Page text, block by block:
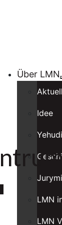
Über LMN
Idee
LMN
LMN